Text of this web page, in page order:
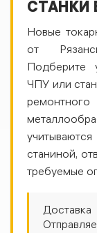
СТАНКИ
Новые
от
Подберите
ЧПУ или
станиной,
требуемые